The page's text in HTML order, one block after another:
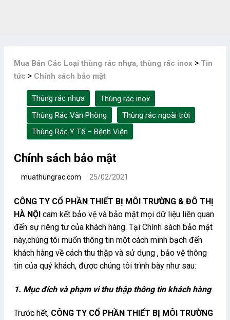
Mua Bán Các Loại thùng rác nhựa, thùng rác inox > Tin
tức > Chính sách bảo mật
Thùng rác nhựa
Thùng rác inox
Thùng Rác Văn Phòng
Thùng rác ngoài trời
Thùng Rác Y Tế – Bệnh Viện
Chính sách bảo mật
muathungrac.com 25/02/2021
CÔNG TY CỔ PHẦN THIẾT BỊ MÔI TRƯỜNG & ĐÔ THỊ
HÀ NỘI cam kết bảo vệ và bảo mật mọi dữ liệu liên quan
đến sự riêng tư của khách hàng. Tại Chính sách bảo mật
này,chúng tôi muốn thông tin một cách minh bạch đến
khách hàng về cách thu thập và sử dụng , bảo vệ thông
tin của quý khách, được chúng tôi trình bày như sau:
1. Mục đích và phạm vi thu thập thông tin khách hàng
Trước hết, CÔNG TY CỔ PHẦN THIẾT BỊ MÔI TRƯỜNG